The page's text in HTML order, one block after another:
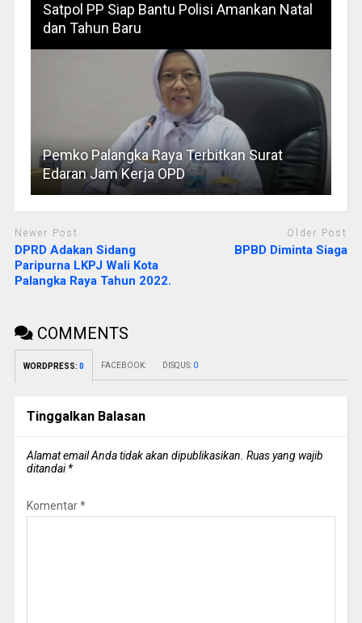
Satpol PP Siap Bantu Polisi Amankan Natal
dan Tahun Baru
Pemko Palangka Raya Terbitkan Surat
Edaran Jam Kerja OPD
Newer Post
DPRD Adakan Sidang
Paripurna LKPJ Wali Kota
Palangka Raya Tahun 2022.
Older Post
BPBD Diminta Siaga
COMMENTS
WORDPRESS: 0 FACEBOOK: DISQUS: 0
Tinggalkan Balasan
Alamat email Anda tidak akan dipublikasikan. Ruas yang wajib
ditandai*
Komentar*